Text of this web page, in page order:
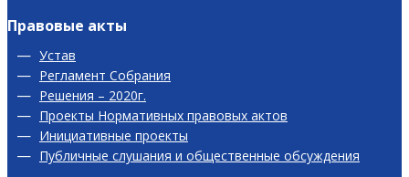
Правовые акты
Устав
Регламент Собрания
Решения – 2020г.
Проекты Нормативных правовых актов
Инициативные проекты
Публичные слушания и общественные обсуждения